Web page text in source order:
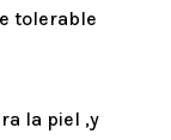
tolerable
la piel ,y